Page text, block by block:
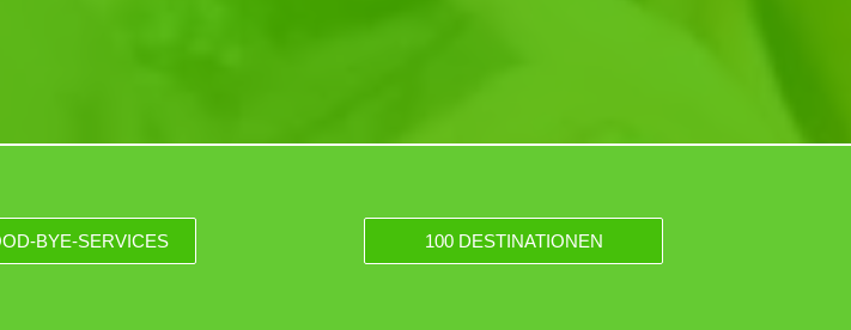
BYE-SERVICES 100 DESTINATIONEN